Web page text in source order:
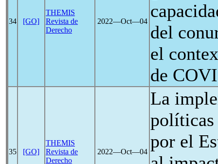
34 [GO]
THEMIS
Revista de
Derecho
2022―Oct―04
del
el
de
35 [GO]
THEMIS
Revista de
Derecho
2022―Oct―04
La
políticas
por el